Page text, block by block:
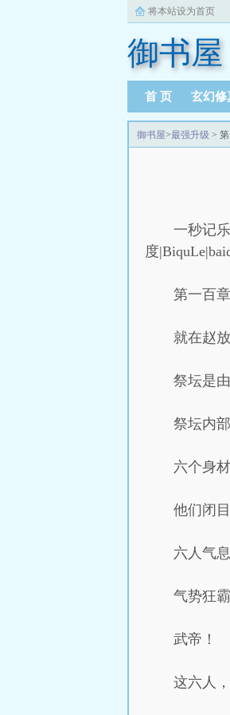
将本站设为首页
御书屋
首 页 玄幻修
御书屋>最强升级 >
一秒记
度
第一百
就在赵
祭坛是
祭坛内
六个身
他们闭
六人气
气势狂
武帝！
这六人